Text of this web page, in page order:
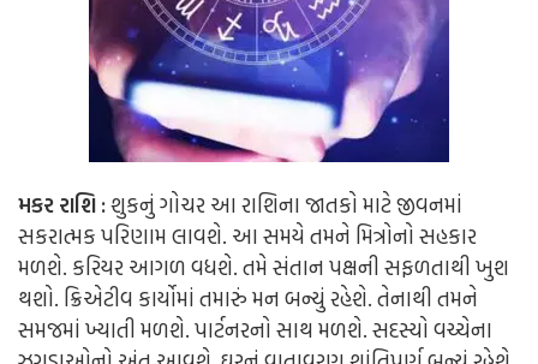
મકર રાશિ :શુકનું ગોચર આ રાશિના જાતકો માટે જીવનમાં
સકરાત્મક પરિણામ લાવશે. આ સમયે તમને મિત્રોનો સહકાર
મળશે. કરિયર આગળ વધશે. તમે સંતાન પક્ષની સફળતાથી ખુશ
થશો. ક્રિએટીવ કાર્યોમાં તમારું મન બન્યું રહેશે. તેનાથી તમને
સમજમાં ખ્યાતી મળશે. પાર્ટનરનો સાથ મળશે. સદસ્યો વચ્ચેના